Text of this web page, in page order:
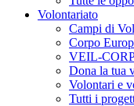
Volontariato
Campi di
Corpo
VEIL-
Dona la tua
Volontari e
Tutti i